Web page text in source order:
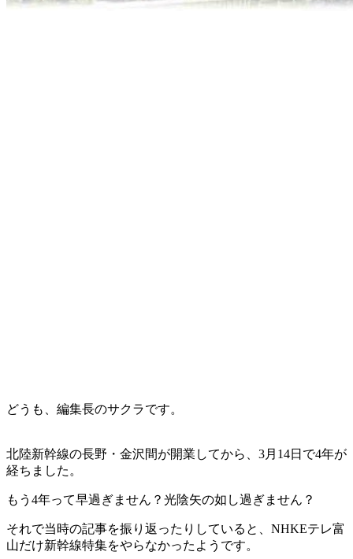
どうも、編集長のサクラです。
北陸新幹線の長野・金沢間が開業してから、3月14日で4年が
経ちました。
もう4年って早過ぎません？光陰矢の如し過ぎません？
それで当時の記事を振り返ったりしていると、NHKEテレ富
山だけ新幹線特集をやらなかったようです。